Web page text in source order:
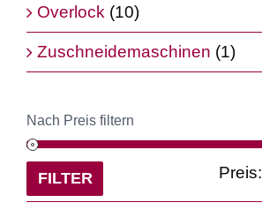
Overlock (10)
Zuschneidemaschinen (1)
Nach Preis filtern
FILTER Preis: